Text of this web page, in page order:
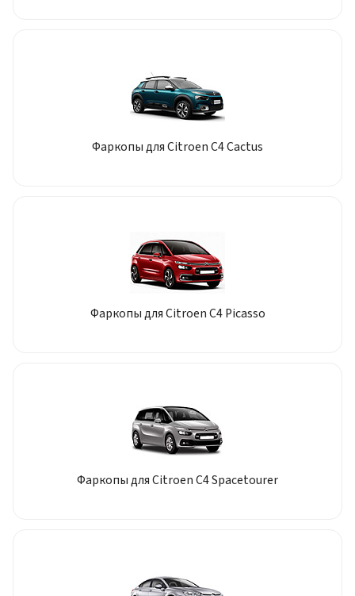
Фаркопы для Citroen C4 Cactus
Фаркопы для Citroen C4 Picasso
Фаркопы для Citroen C4 Spacetourer